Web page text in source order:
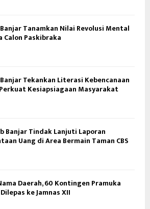
H
Tanamkan Nilai Revolusi Mental
Calon Paskibraka
Tekankan Literasi Kebencanaan
Kesiapsiagaan Masyarakat
Banjar Tindak Lanjuti Laporan
Uang di Area Bermain Taman CBS
Daerah, 60 Kontingen Pramuka
ke Jamnas XII